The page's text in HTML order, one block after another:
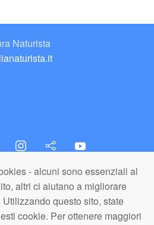
- alcuni sono essenziali al
altri ci aiutano a migliorare
questo sito, state
cookie. Per ottenere maggiori
Naturista
Italiana (APS)